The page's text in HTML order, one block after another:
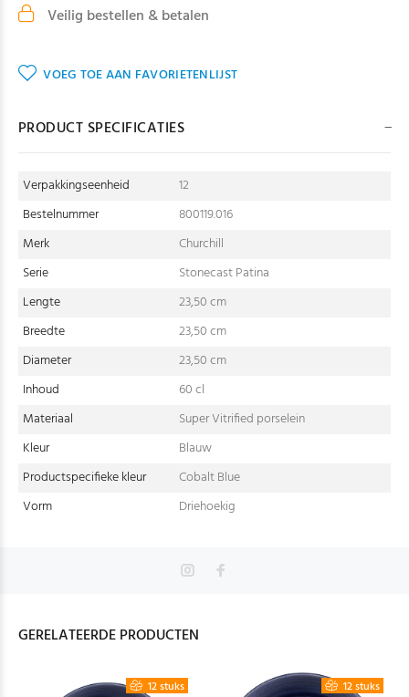
Veilig bestellen & betalen
VOEG TOE AAN FAVORIETENLIJST
PRODUCT SPECIFICATIES
Verpakkingseenheid
12
Bestelnummer
800119.016
Merk
Churchill
Serie
Stonecast Patina
Lengte
23,50 cm
Breedte
23,50 cm
Diameter
23,50 cm
Inhoud
60 cl
Materiaal
Super Vitrified porselein
Kleur
Blauw
Productspecifieke kleur
Cobalt Blue
Vorm
Driehoekig
GERELATEERDE PRODUCTEN
12 stuks 12 stuks